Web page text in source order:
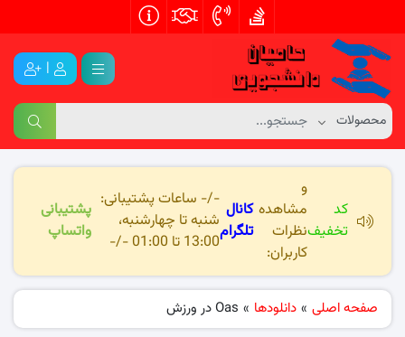
|
کد
تخفیف
و
مشاهده
نظرات
کاربران:
کانال
تلگرام
-/- ساعات پشتیبانی:
شنبه تا چهارشنبه،
13:00 تا 01:00 -/-
پشتیبانی
واتساپ
صفحه اصلی » دانلودها » Oas در ورزش